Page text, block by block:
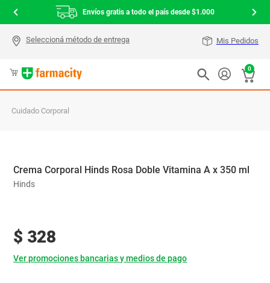
Envíos gratis a todo el país desde $1.000
Mis Pedidos
0
Cuidado Corporal
Crema Corporal Hinds Rosa Doble Vitamina A x 350 ml
Hinds
$ 328
Ver promociones bancarias y medios de pago